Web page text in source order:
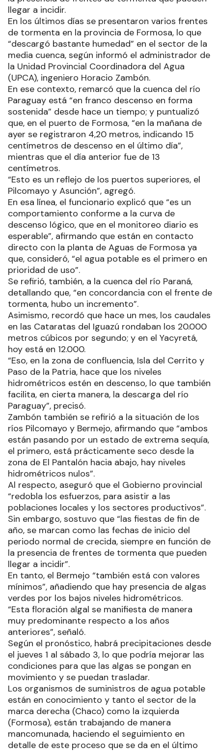
llegar a incidir.
En los últimos días se presentaron varios frentes
de tormenta en la provincia de Formosa, lo que
“descargó bastante humedad” en el sector de la
media cuenca, según informó el administrador de
la Unidad Provincial Coordinadora del Agua
(UPCA), ingeniero Horacio Zambón.
En ese contexto, remarcó que la cuenca del río
Paraguay está “en franco descenso en forma
sostenida” desde hace un tiempo; y puntualizó
que, en el puerto de Formosa, “en la mañana de
ayer se registraron 4,20 metros, indicando 15
centímetros de descenso en el último día”,
mientras que el día anterior fue de 13
centímetros.
“Esto es un reflejo de los puertos superiores, el
Pilcomayo y Asunción”, agregó.
En esa línea, el funcionario explicó que “es un
comportamiento conforme a la curva de
descenso lógico, que en el monitoreo diario es
esperable”, afirmando que están en contacto
directo con la planta de Aguas de Formosa ya
que, consideró, “el agua potable es el primero en
prioridad de uso”.
Se refirió, también, a la cuenca del río Paraná,
detallando que, “en concordancia con el frente de
tormenta, hubo un incremento”.
Asimismo, recordó que hace un mes, los caudales
en las Cataratas del Iguazú rondaban los 20.000
metros cúbicos por segundo; y en el Yacyretá,
hoy está en 12.000.
“Eso, en la zona de confluencia, Isla del Cerrito y
Paso de la Patria, hace que los niveles
hidrométricos estén en descenso, lo que también
facilita, en cierta manera, la descarga del río
Paraguay”, precisó.
Zambón también se refirió a la situación de los
ríos Pilcomayo y Bermejo, afirmando que “ambos
están pasando por un estado de extrema sequía,
el primero, está prácticamente seco desde la
zona de El Pantalón hacia abajo, hay niveles
hidrométricos nulos”.
Al respecto, aseguró que el Gobierno provincial
“redobla los esfuerzos, para asistir a las
poblaciones locales y los sectores productivos”.
Sin embargo, sostuvo que “las fiestas de fin de
año, se marcan como las fechas de inicio del
periodo normal de crecida, siempre en función de
la presencia de frentes de tormenta que pueden
llegar a incidir”.
En tanto, el Bermejo “también está con valores
mínimos”, añadiendo que hay presencia de algas
verdes por los bajos niveles hidrométricos.
“Esta floración algal se manifiesta de manera
muy predominante respecto a los años
anteriores”, señaló.
Según el pronóstico, habrá precipitaciones desde
el jueves 1 al sábado 3, lo que podría mejorar las
condiciones para que las algas se pongan en
movimiento y se puedan trasladar.
Los organismos de suministros de agua potable
están en conocimiento y tanto el sector de la
marca derecha (Chaco) como la izquierda
(Formosa), están trabajando de manera
mancomunada, haciendo el seguimiento en
detalle de este proceso que se da en el último